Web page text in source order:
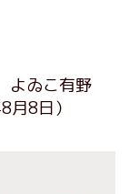
ゐこ有野
月8日）